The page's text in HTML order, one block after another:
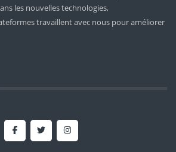
les nouvelles technologies,
travaillent avec nous pour améliorer